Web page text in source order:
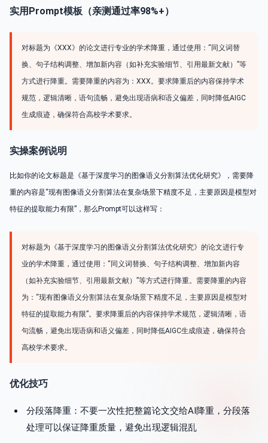
实用Prompt模板（亲测通过率98%+）
对标题为《XXX》的论文进行专业的学术降重，通过使用：“同义词替
换、句子结构调整、增加新内容（如补充实验细节、引用最新文献）”等
方式进行降重。需要降重的内容为：XXX。要求降重后的内容保持学术
规范，逻辑清晰，语句流畅，避免出现语病和语义偏差，同时降低AIGC
生成痕迹，确保符合高校学术要求。
实操案例说明
比如你的论文标题是《基于深度学习的图像语义分割算法优化研究》，需要降
重的内容是“现有图像语义分割算法在复杂场景下精度不足，主要原因是模型对
特征的提取能力有限”，那么Prompt可以这样写：
对标题为《基于深度学习的图像语义分割算法优化研究》的论文进行专
业的学术降重，通过使用：“同义词替换、句子结构调整、增加新内容
（如补充实验细节、引用最新文献）”等方式进行降重。需要降重的内容
为：“现有图像语义分割算法在复杂场景下精度不足，主要原因是模型对
特征的提取能力有限”。要求降重后的内容保持学术规范，逻辑清晰，语
句流畅，避免出现语病和语义偏差，同时降低AIGC生成痕迹，确保符合
高校学术要求。
优化技巧
分段落降重：不要一次性把整篇论文交给AI降重，分段落
处理可以保证降重质量，避免出现逻辑混乱